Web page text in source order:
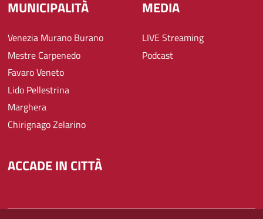
MUNICIPALITÀ
Venezia Murano Burano
Mestre Carpenedo
Favaro Veneto
Lido Pellestrina
Marghera
Chirignago Zelarino
MEDIA
LIVE Streaming
Podcast
ACCADE IN CITTÀ